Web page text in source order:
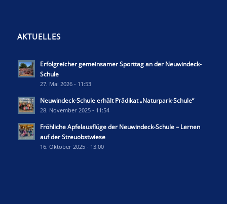
AKTUELLES
Erfolgreicher gemeinsamer Sporttag an der Neuwindeck-
Schule
27. Mai 2026 - 11:53
Neuwindeck-Schule erhält Prädikat „Naturpark-Schule“
28. November 2025 - 11:54
Fröhliche Apfelausflüge der Neuwindeck-Schule – Lernen
auf der Streuobstwiese
16. Oktober 2025 - 13:00